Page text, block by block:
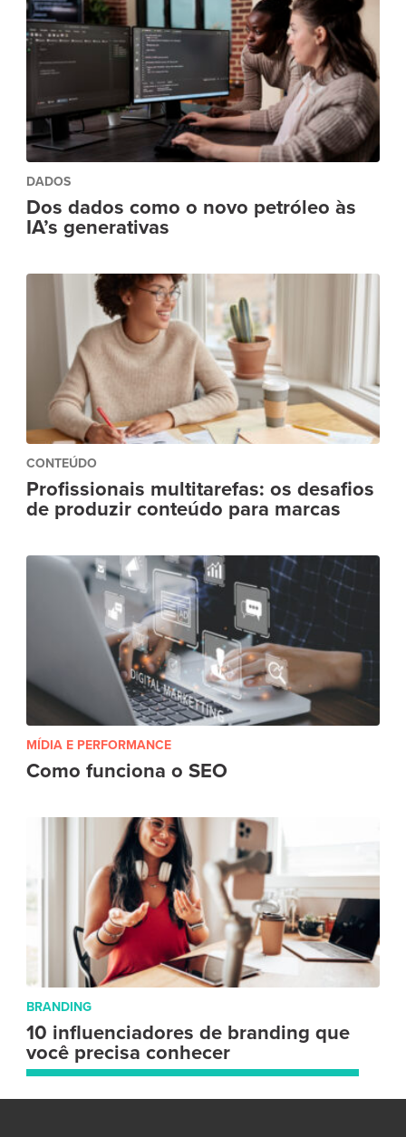
DADOS
Dos dados como o novo petróleo às
IA’s generativas
CONTEÚDO
Profissionais multitarefas: os desafios
de produzir conteúdo para marcas
MÍDIA E PERFORMANCE
Como funciona o SEO
BRANDING
10 influenciadores de branding que
você precisa conhecer